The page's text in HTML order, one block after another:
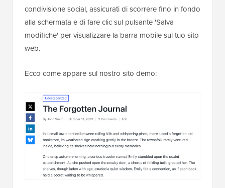
condivisione social, assicurati di scorrere fino in fondo
alla schermata e di fare clic sul pulsante 'Salva
modifiche' per visualizzare la barra mobile sul tuo sito
web.
Ecco come appare sul nostro sito demo: